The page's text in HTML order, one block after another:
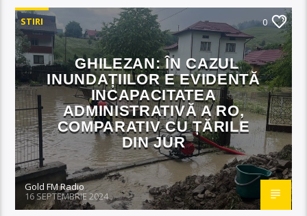
STIRI 0
GHILEZAN: ÎN CAZUL
INUNDAȚIILOR E EVIDENTĂ
INCAPACITATEA
ADMINISTRATIVĂ A RO,
COMPARATIV CU ȚĂRILE
DIN JUR
Gold FM Radio
16 SEPTEMBRIE 2024